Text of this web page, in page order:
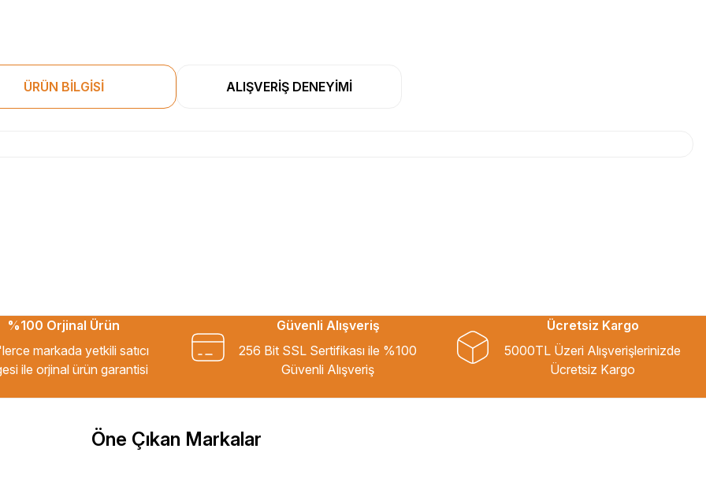
ÜRÜN BİLGİSİ ALIŞVERİŞ DENEYİMİ
ederim.
ederim.
%100 Orjinal Ürün
markada yetkili satıcı
ile orjinal ürün garantisi
Güvenli Alışveriş
256 Bit SSL Sertifikası ile %100
Güvenli Alışveriş
Ücretsiz Kargo
5000TL Üzeri Alışverişlerinizde
Ücretsiz Kargo
Öne Çıkan Markalar